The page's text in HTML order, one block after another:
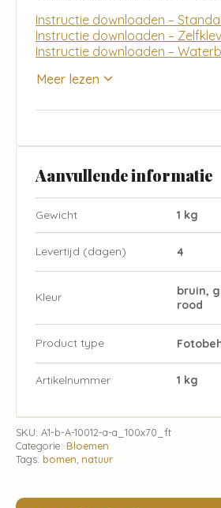
Instructie downloaden –
Instructie downloaden –
Instructie downloaden –
Meer lezen
Aanvullende informatie
Gewicht 1 kg
Levertijd (dagen) 4
Kleur
bruin,
rood
Product type
Artikelnummer 1 kg
SKU: A1-b-A-10012-a-a_100x70_ft
Categorie: Bloemen
Tags: bomen natuur